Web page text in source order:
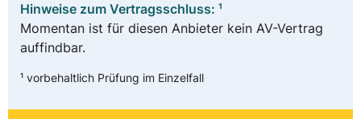
Hinweise zum Vertragsschluss: ¹
Momentan ist für diesen Anbieter kein AV-Vertrag
auffindbar.
¹ vorbehaltlich Prüfung im Einzelfall